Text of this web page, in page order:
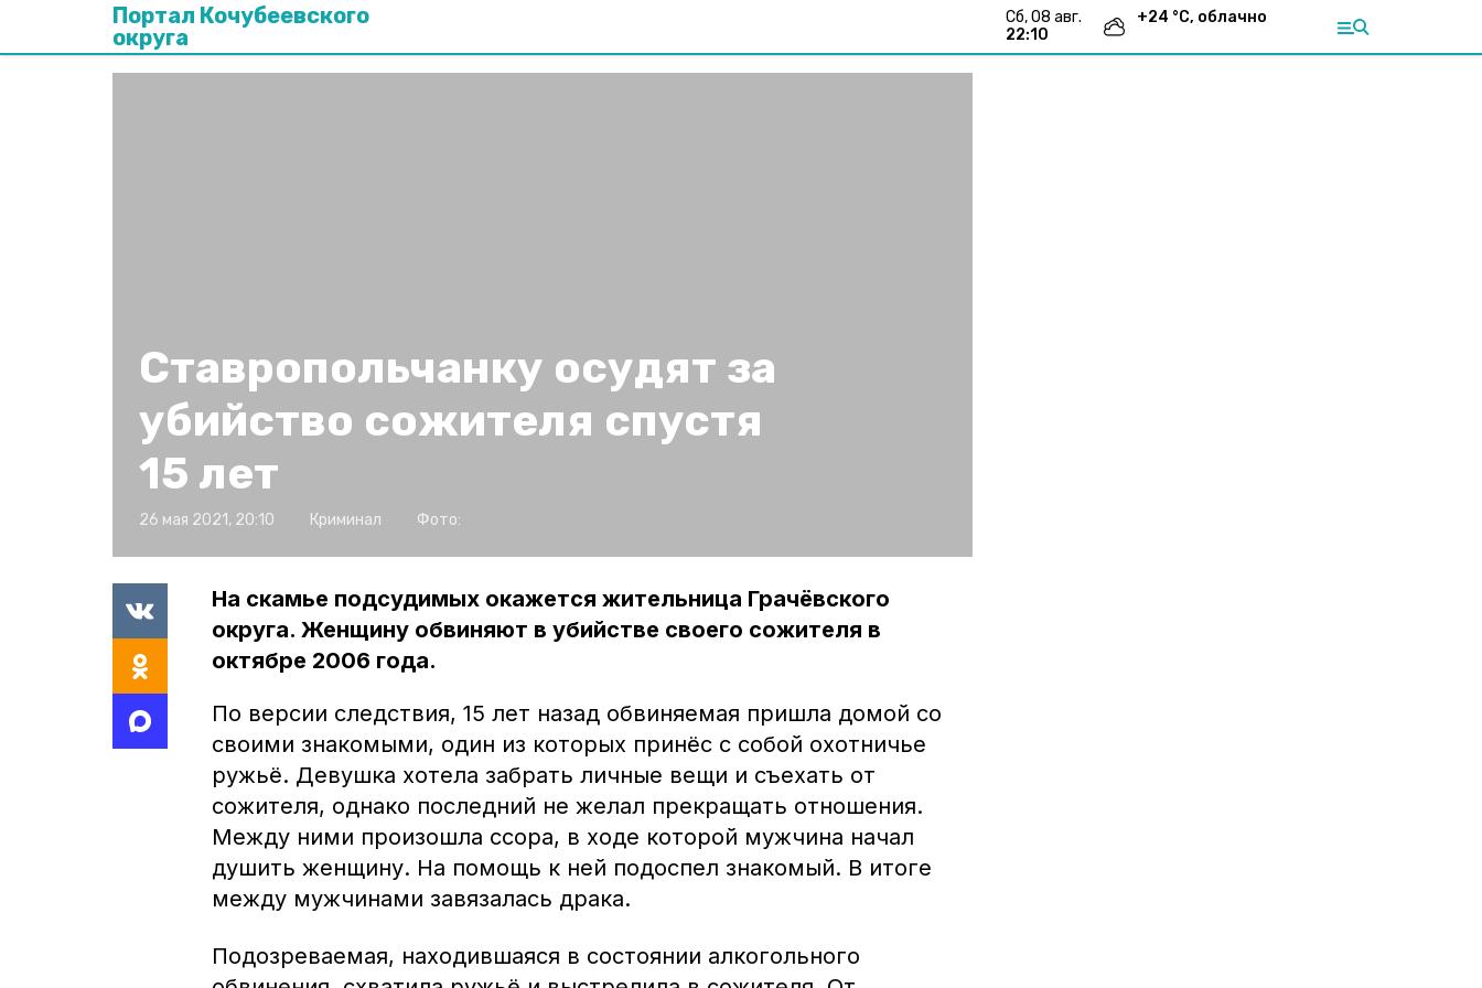
Портал Кочубеевского
округа
сб, 08 авг.
22:10
+24 °С, облачно
Ставропольчанку осудят за
убийство сожителя спустя
15 лет
26 мая 2021, 20:10 Криминал Фото:
На скамье подсудимых окажется жительница Грачёвского
округа. Женщину обвиняют в убийстве своего сожителя в
октябре 2006 года.
По версии следствия, 15 лет назад обвиняемая пришла домой со
своими знакомыми, один из которых принёс с собой охотничье
ружьё. Девушка хотела забрать личные вещи и съехать от
сожителя, однако последний не желал прекращать отношения.
Между ними произошла ссора, в ходе которой мужчина начал
душить женщину. На помощь к ней подоспел знакомый. В итоге
между мужчинами завязалась драка.
Подозреваемая, находившаяся в состоянии алкогольного